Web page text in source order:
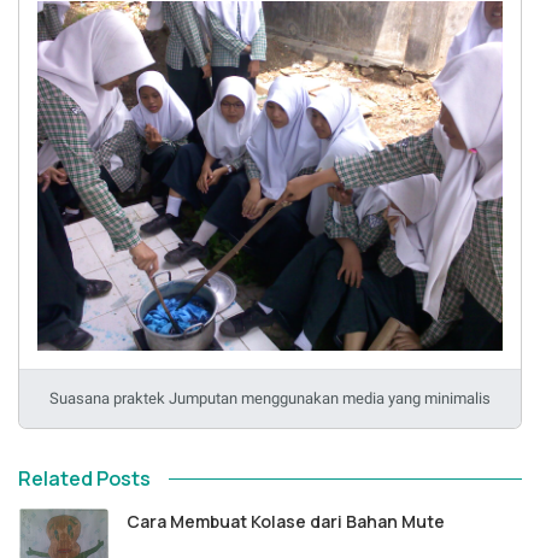
Suasana praktek Jumputan menggunakan media yang minimalis
Related Posts
Cara Membuat Kolase dari Bahan Mute